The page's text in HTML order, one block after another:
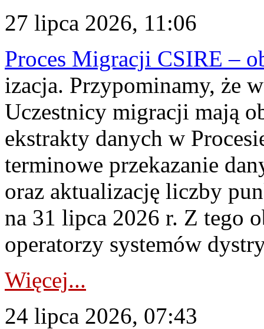
27 lipca 2026, 11:06
Proces Migracji CSIRE –
izacja. Przypominamy, że
Uczestnicy migracji mają
ekstrakty danych w
terminowe przekazanie
oraz aktualizację liczby
na 31 lipca 2026 r. Z tego
operatorzy systemów
Więcej...
24 lipca 2026, 07:43